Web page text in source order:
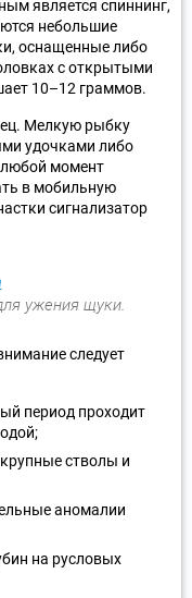
является спиннинг,
небольшие
оснащенные либо
с открытыми
10–12 граммов.
Мелкую рыбку
удочками либо
момент
в мобильную
сигнализатор
ужения щуки.
следует
период проходит
стволы и
аномалии
на русловых